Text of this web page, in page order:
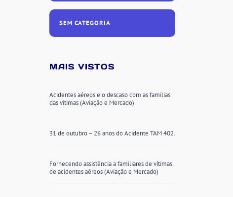
SEM CATEGORIA
MAIS VISTOS
Acidentes aéreos e o descaso com as famílias
das vítimas (Aviação e Mercado)
31 de outubro – 26 anos do Acidente TAM 402.
Fornecendo assistência a familiares de vítimas
de acidentes aéreos (Aviação e Mercado)